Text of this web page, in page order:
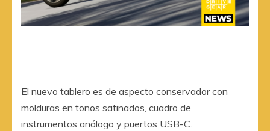
El nuevo tablero es de aspecto conservador con
molduras en tonos satinados, cuadro de
instrumentos análogo y puertos USB-C.